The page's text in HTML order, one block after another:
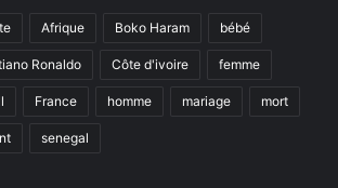
Afrique Boko Haram bébé
Ronaldo Côte d'ivoire femme
France homme mariage mort
senegal